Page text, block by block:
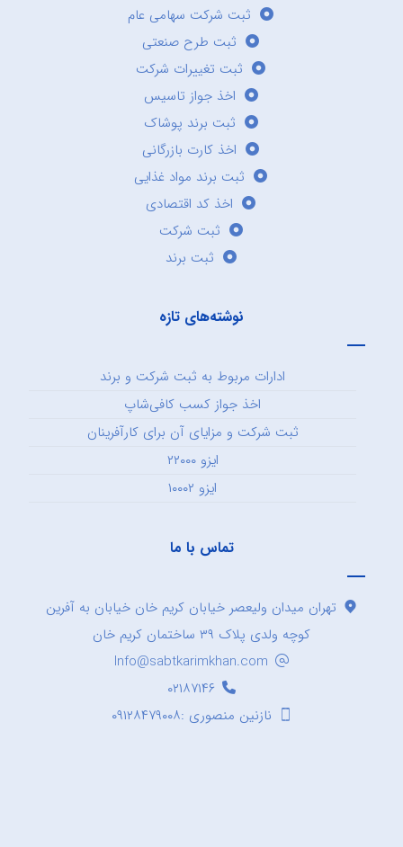
ثبت شرکت سهامی عام
ثبت طرح صنعتی
ثبت تغییرات شرکت
اخذ جواز تاسیس
ثبت برند پوشاک
اخذ کارت بازرگانی
ثبت برند مواد غذایی
اخذ کد اقتصادی
ثبت شرکت
ثبت برند
نوشته‌های تازه
ادارات مربوط به ثبت شرکت و برند
اخذ جواز کسب کافی‌شاپ
ثبت شرکت و مزایای آن برای کارآفرینان
ایزو ۲۲۰۰۰
ایزو ۱۰۰۰۲
تماس با ما
تهران میدان ولیعصر خیابان کریم خان خیابان به آفرین
کوچه ولدی پلاک ۳۹ ساختمان کریم خان
Info@sabtkarimkhan.com
۰۲۱۸۷۱۴۶
نازنین منصوری :۰۹۱۲۸۴۷۹۰۰۸